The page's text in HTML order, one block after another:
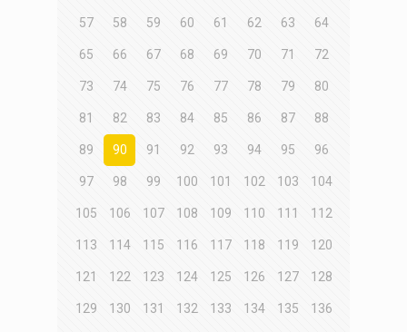
57 58 59 60 61 62 63 64
65 66 67 68 69 70 71 72
73 74 75 76 77 78 79 80
81 82 83 84 85 86 87 88
89 90 91 92 93 94 95 96
97 98 99 100 101 102 103 104
105 106 107 108 109 110 111 112
113 114 115 116 117 118 119 120
121 122 123 124 125 126 127 128
129 130 131 132 133 134 135 136